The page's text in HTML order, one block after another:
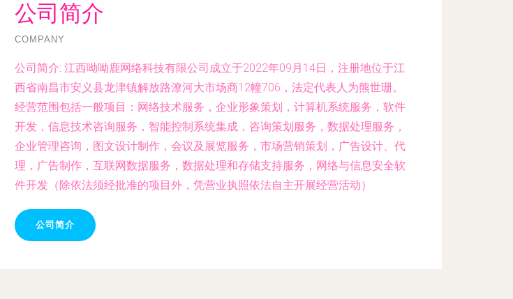
公司简介
COMPANY
公司简介: 江西呦呦鹿网络科技有限公司成立于2022年09月14日，注册地位于江
西省南昌市安义县龙津镇解放路潦河大市场商12幢706，法定代表人为熊世珊。
经营范围包括一般项目：网络技术服务，企业形象策划，计算机系统服务，软件
开发，信息技术咨询服务，智能控制系统集成，咨询策划服务，数据处理服务，
企业管理咨询，图文设计制作，会议及展览服务，市场营销策划，广告设计、代
理，广告制作，互联网数据服务，数据处理和存储支持服务，网络与信息安全软
件开发（除依法须经批准的项目外，凭营业执照依法自主开展经营活动）
公司简介